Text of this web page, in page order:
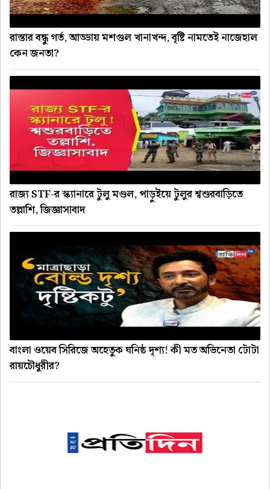
রাস্তার বন্ধু গর্ত, আড্ডায় মশগুল খানাখন্দ, বৃষ্টি নামতেই নাজেহাল
কেন জনতা?
রাজ্য STF-র স্ক্যানারে টুলু মণ্ডল, পাড়ুইয়ে টুলুর শ্বশুরবাড়িতে
তল্লাশি, জিজ্ঞাসাবাদ
বাংলা ওয়েব সিরিজে অহেতুক ঘনিষ্ঠ দৃশ্য! কী মত অভিনেতা টোটা
রায়চৌধুরীর?